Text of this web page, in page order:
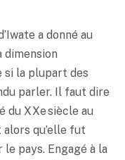
a donné au
dimension
si la plupart des
parler. Il faut dire
du XXe siècle au
alors qu’elle fut
pays. Engagé à la